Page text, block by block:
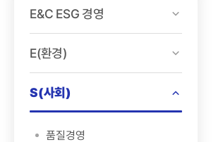
E&C ESG 경영
E(환경)
S(사회)
품질경영